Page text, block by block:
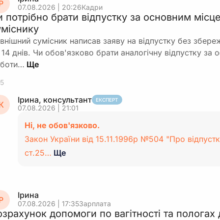
вартісний критерій основних засобів та МНМА.
Ризики / нюанси
Якщо вартість дверей > 20 000 грн, а ви
ремонт без достатнього обґрунтування,
перекваліфікувати витрати в поліпшення та
податку на прибуток (якщо ви «великодохідник»)
до амортизації з податковими різницями.
07.08.2026 | 20:26Кадри
потрібно брати відпустку за основним
сумісник написав заяву на відпустку без
днів. Чи обов'язково брати аналогічну відпустку за
5
Ірина, консультант ЕКСПЕРТ
07.08.2026 | 21:01
Ні, не обов'язково.
Закон України від 15.11.1996р №504 "Про
ст.25… Ще
Ірина
07.08.2026 | 17:35Зарплата
допомоги по вагітності та